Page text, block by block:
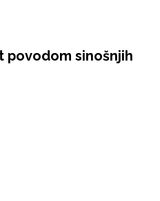
povodom sinošnjih